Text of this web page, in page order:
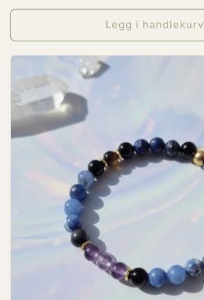
pris
Legg i handlekurv